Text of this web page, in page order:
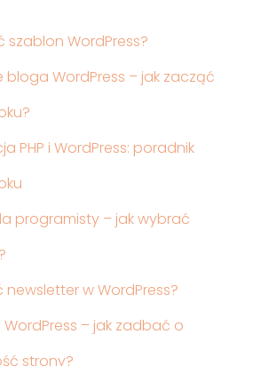
szablon WordPress?
bloga WordPress – jak zacząć
PHP i WordPress: poradnik
programisty – jak wybrać
newsletter w WordPress?
WordPress – jak zadbać o
strony?